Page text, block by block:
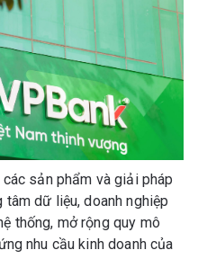
sản phẩm và giải pháp
dữ liệu, doanh nghiệp
thống, mở rộng quy mô
nhu cầu kinh doanh của